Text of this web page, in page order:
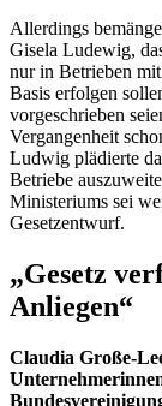
Allerdings
Gisela Ludewig,
nur in Betrieben
Basis erfolgen
vorgeschrieben
Vergangenheit
Ludwig plädierte
Betriebe
Ministeriums sei
Gesetzentwurf.
„Gesetz
Anliegen“
Claudia Große-